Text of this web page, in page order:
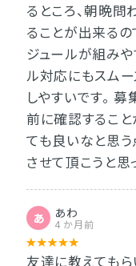
るところ、朝晩
ることが出来る
ジュールが組みや
ル対応にもスム
しやすいです。
前に確認するこ
ても良いなと思う
させて頂こうと思
あ あわ
4 か月前
友達に教えても